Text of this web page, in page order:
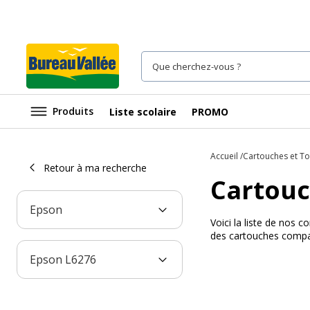
Produits Liste scolaire PROMO
Retour à ma recherche
Epson
Epson L6276
Accueil Cartouches et
Voici la liste de nos
des cartouches